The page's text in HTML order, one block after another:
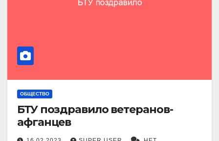
ОБЩЕСТВО
БТУ поздравило ветеранов-
афганцев